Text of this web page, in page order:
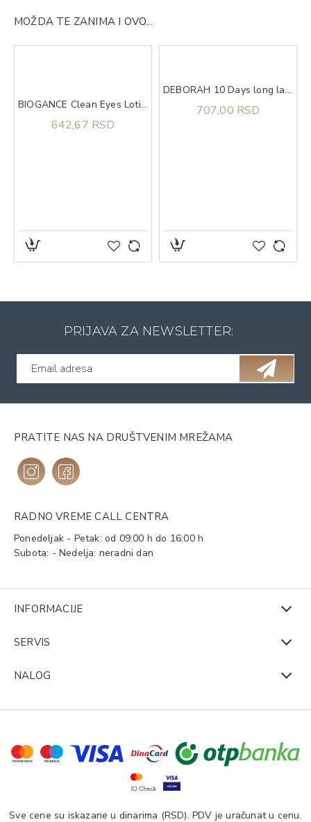
MOŽDA TE ZANIMA I OVO...
BIOGANCE Clean Eyes Lotion 100ml, Losion za čišćenje predela oko očiju
642,67 RSD
DEBORAH 10 Days long lak za nokte 882
707,00 RSD
PRIJAVA ZA NEWSLETTER:
PRATITE NAS NA DRUŠTVENIM MREŽAMA
RADNO VREME CALL CENTRA
Ponedeljak - Petak: od 09:00 h do 16:00 h
Subota: - Nedelja: neradni dan
INFORMACIJE
SERVIS
NALOG
Sve cene su iskazane u dinarima (RSD). PDV je uračunat u cenu.